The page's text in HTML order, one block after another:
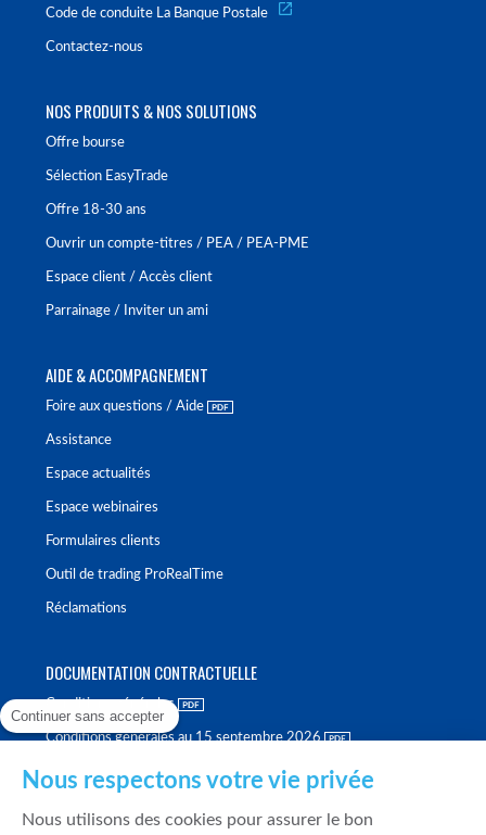
Code de conduite La Banque Postale
Contactez-nous
NOS PRODUITS & NOS SOLUTIONS
Offre bourse
Sélection EasyTrade
Offre 18-30 ans
Ouvrir un compte-titres / PEA / PEA-PME
Espace client / Accès client
Parrainage / Inviter un ami
AIDE & ACCOMPAGNEMENT
Foire aux questions / Aide
Assistance
Espace actualités
Espace webinaires
Formulaires clients
Outil de trading ProRealTime
Réclamations
DOCUMENTATION CONTRACTUELLE
Conditions générales
Conditions générales au 15 septembre 2026
Continuer sans accepter
Nous respectons votre vie privée
Nous utilisons des cookies pour assurer le bon